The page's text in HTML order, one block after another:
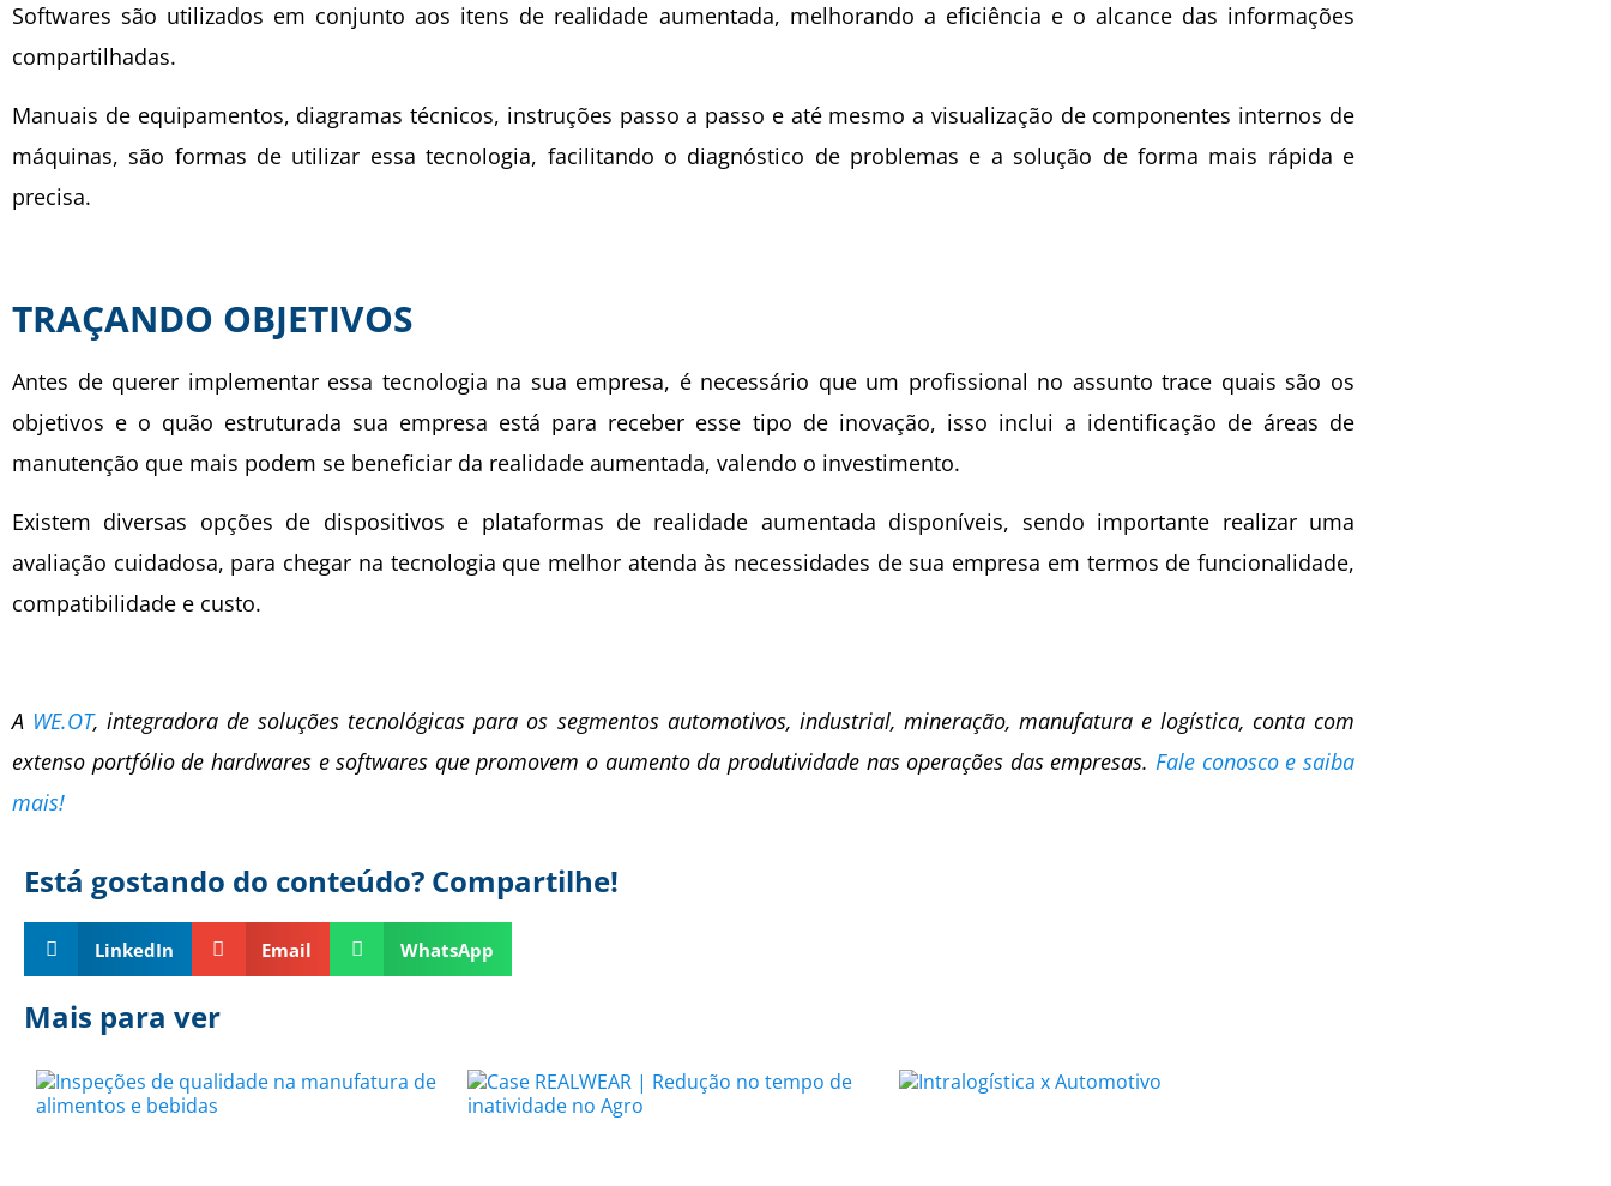
Softwares são utilizados em conjunto aos itens de realidade aumentada, melhorando a eficiência e o alcance das informações
compartilhadas.
Manuais de equipamentos, diagramas técnicos, instruções passo a passo e até mesmo a visualização de componentes internos de
máquinas, são formas de utilizar essa tecnologia, facilitando o diagnóstico de problemas e a solução de forma mais rápida e
precisa.
TRAÇANDO OBJETIVOS
Antes de querer implementar essa tecnologia na sua empresa, é necessário que um profissional no assunto trace quais são os
objetivos e o quão estruturada sua empresa está para receber esse tipo de inovação, isso inclui a identificação de áreas de
manutenção que mais podem se beneficiar da realidade aumentada, valendo o investimento.
Existem diversas opções de dispositivos e plataformas de realidade aumentada disponíveis, sendo importante realizar uma
avaliação cuidadosa, para chegar na tecnologia que melhor atenda às necessidades de sua empresa em termos de funcionalidade,
compatibilidade e custo.
A WE.OT, integradora de soluções tecnológicas para os segmentos automotivos, industrial, mineração, manufatura e logística, conta com
extenso portfólio de hardwares e softwares que promovem o aumento da produtividade nas operações das empresas.Fale conosco e saiba
mais!
Está gostando do conteúdo? Compartilhe!
LinkedIn Email WhatsApp
Mais para ver